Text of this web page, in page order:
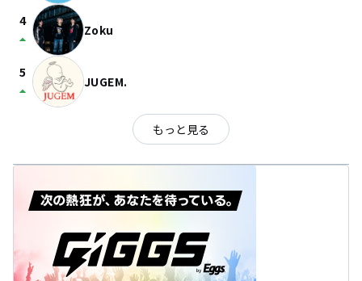
4
arrow_drop_up Zoku
5
arrow_drop_up JUGEM.
もっと見る